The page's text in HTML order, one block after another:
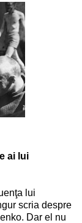
ai lui
lui
scria despre
Dar el nu